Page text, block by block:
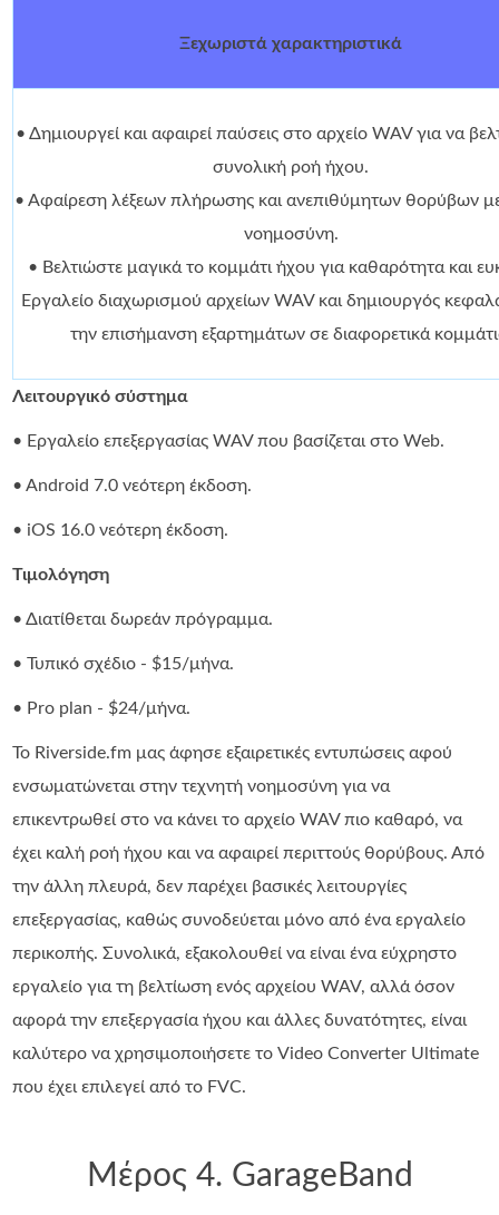
Ξεχωριστά χαρακτηριστικά
• Δημιουργεί και αφαιρεί παύσεις στο αρχείο WAV για να
συνολική ροή ήχου.
• Αφαίρεση λέξεων πλήρωσης και ανεπιθύμητων θορύβων
νοημοσύνη.
• Βελτιώστε μαγικά το κομμάτι ήχου για καθαρότητα και
Εργαλείο διαχωρισμού αρχείων WAV και δημιουργός
την επισήμανση εξαρτημάτων σε διαφορετικά
Λειτουργικό σύστημα
• Εργαλείο επεξεργασίας WAV που βασίζεται στο Web.
• Android 7.0 νεότερη έκδοση.
• iOS 16.0 νεότερη έκδοση.
Τιμολόγηση
• Διατίθεται δωρεάν πρόγραμμα.
• Τυπικό σχέδιο - $15/μήνα.
• Pro plan - $24/μήνα.
Το Riverside.fm μας άφησε εξαιρετικές εντυπώσεις αφού
ενσωματώνεται στην τεχνητή νοημοσύνη για να
επικεντρωθεί στο να κάνει το αρχείο WAV πιο καθαρό, να
έχει καλή ροή ήχου και να αφαιρεί περιττούς θορύβους. Από
την άλλη πλευρά, δεν παρέχει βασικές λειτουργίες
επεξεργασίας, καθώς συνοδεύεται μόνο από ένα εργαλείο
περικοπής. Συνολικά, εξακολουθεί να είναι ένα εύχρηστο
εργαλείο για τη βελτίωση ενός αρχείου WAV, αλλά όσον
αφορά την επεξεργασία ήχου και άλλες δυνατότητες, είναι
καλύτερο να χρησιμοποιήσετε το Video Converter Ultimate
που έχει επιλεγεί από το FVC.
Μέρος 4. GarageBand